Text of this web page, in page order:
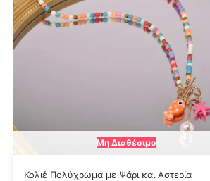
Μη Διαθέσιμο
Κολιέ Πολύχρωμα με Ψάρι και Αστερία